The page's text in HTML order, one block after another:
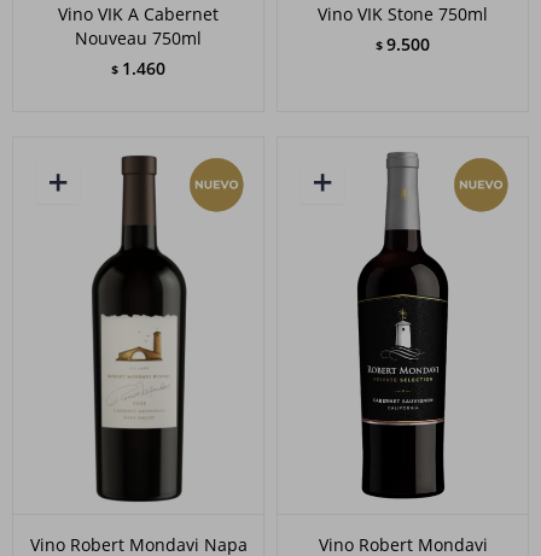
Vino VIK A Cabernet
Nouveau 750ml
$ 1.460
Vino VIK Stone 750ml
$ 9.500
Vino Robert Mondavi Napa
Vino Robert Mondavi